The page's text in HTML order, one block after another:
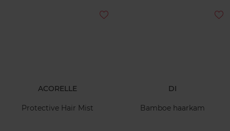
ACORELLE
Protective Hair Mist
DI
Bamboe haarkam